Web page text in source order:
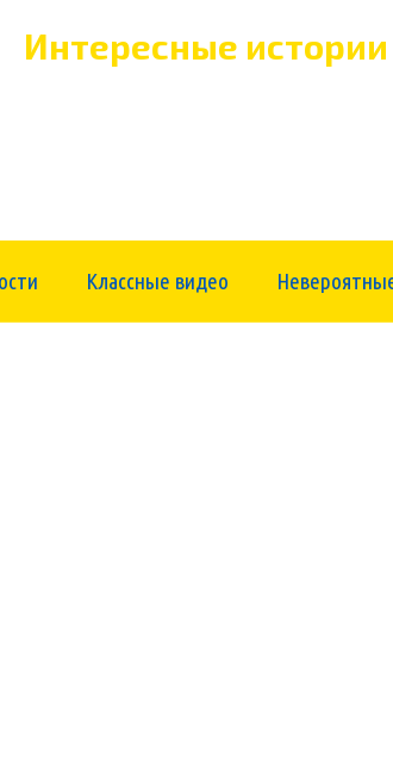
Интересные истории
Классные видео